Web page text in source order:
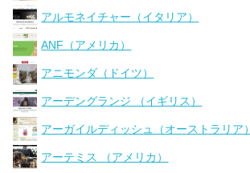
アルモネイチャー（イタリア）
ANF（アメリカ）
アニモンダ（ドイツ）
アーデングランジ （イギリス）
アーガイルディッシュ（オーストラリア）
アーテミス （アメリカ）